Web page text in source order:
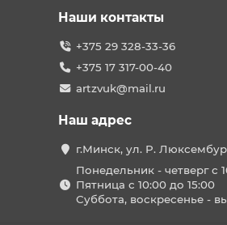
Наши контакты
+375 29 328-33-36
+375 17 317-00-40
artzvuk@mail.ru
Наш адрес
г.Минск, ул. Р.
Понедельник - четверг с
Пятница с 10:00 до 15:00
Суббота, воскресенье -